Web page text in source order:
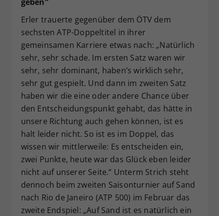
Erler trauerte gegenüber dem ÖTV dem
sechsten ATP-Doppeltitel in ihrer
gemeinsamen Karriere etwas nach: „Natürlich
sehr, sehr schade. Im ersten Satz waren wir
sehr, sehr dominant, haben’s wirklich sehr,
sehr gut gespielt. Und dann im zweiten Satz
haben wir die eine oder andere Chance über
den Entscheidungspunkt gehabt, das hätte in
unsere Richtung auch gehen können, ist es
halt leider nicht. So ist es im Doppel, das
wissen wir mittlerweile: Es entscheiden ein,
zwei Punkte, heute war das Glück eben leider
nicht auf unserer Seite.“ Unterm Strich steht
dennoch beim zweiten Saisonturnier auf Sand
nach Rio de Janeiro (ATP 500) im Februar das
zweite Endspiel: „Auf Sand ist es natürlich ein